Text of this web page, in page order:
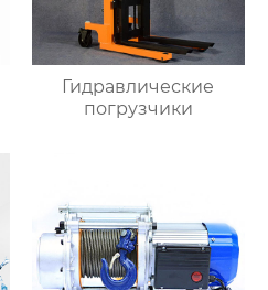
Гидравлические
погрузчики